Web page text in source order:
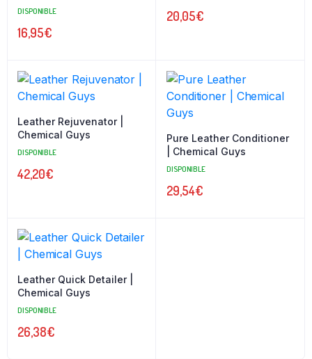
Meguiar’s
DISPONIBLE
16,95€
20,05€
Leather Rejuvenator |
Chemical Guys
DISPONIBLE
42,20€
Pure Leather Conditioner
| Chemical Guys
DISPONIBLE
29,54€
Leather Quick Detailer |
Chemical Guys
DISPONIBLE
26,38€